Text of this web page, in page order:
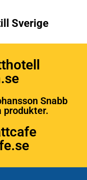
Sverige
Snabb
produkter.